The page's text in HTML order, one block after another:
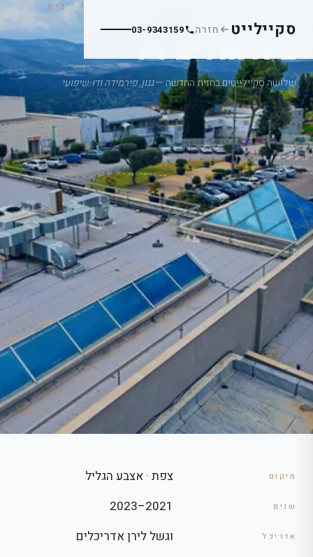
סקיילייט חזרה 03-9343159
PROJECT · STRUCTURAL SKYLIGHTS · בית
בית חולים זיו
שלושה סקיילייטים בחזית החדשה —גגון, פירמידה ודו-שיפועי
מיקום צפת · אצבע הגליל
שנים 2021–2023
אדריכל וגשל לירן אדריכלים